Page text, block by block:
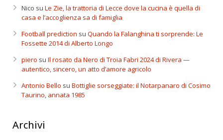
Nico su Le Zie, la trattoria di Lecce dove la cucina è quella di
casa e l’accoglienza sa di famiglia
Football prediction su Quando la Falanghina ti sorprende: Le
Fossette 2014 di Alberto Longo
piero su Il rosato da Nero di Troia Fabri 2024 di Rivera —
autentico, sincero, un atto d’amore agricolo
Antonio Bello su Bottiglie sorseggiate: il Notarpanaro di Cosimo
Taurino, annata 1985
Archivi